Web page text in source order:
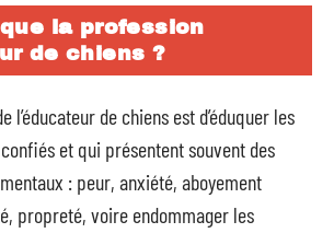
que la profession
de chiens ?
l’éducateur de chiens est d’éduquer les
et qui présentent souvent des
: peur, anxiété, aboyement
propreté, voire endommager les